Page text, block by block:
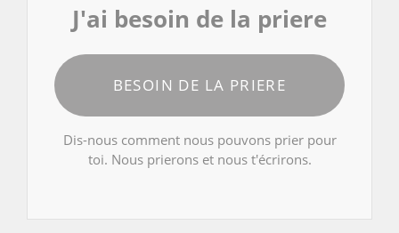
J'ai besoin de la priere
BESOIN DE LA PRIERE
Dis-nous comment nous pouvons prier pour
toi. Nous prierons et nous t'écrirons.